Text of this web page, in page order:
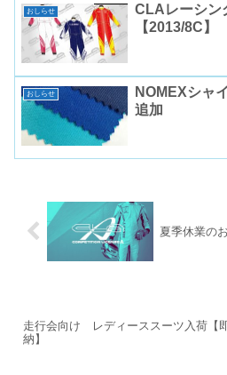
おしらせ
CLAレーシ
【2013/8C】
おしらせ
NOMEXシャ
追加
夏季休業の
走行会向け レディーススーツ入荷【
納】